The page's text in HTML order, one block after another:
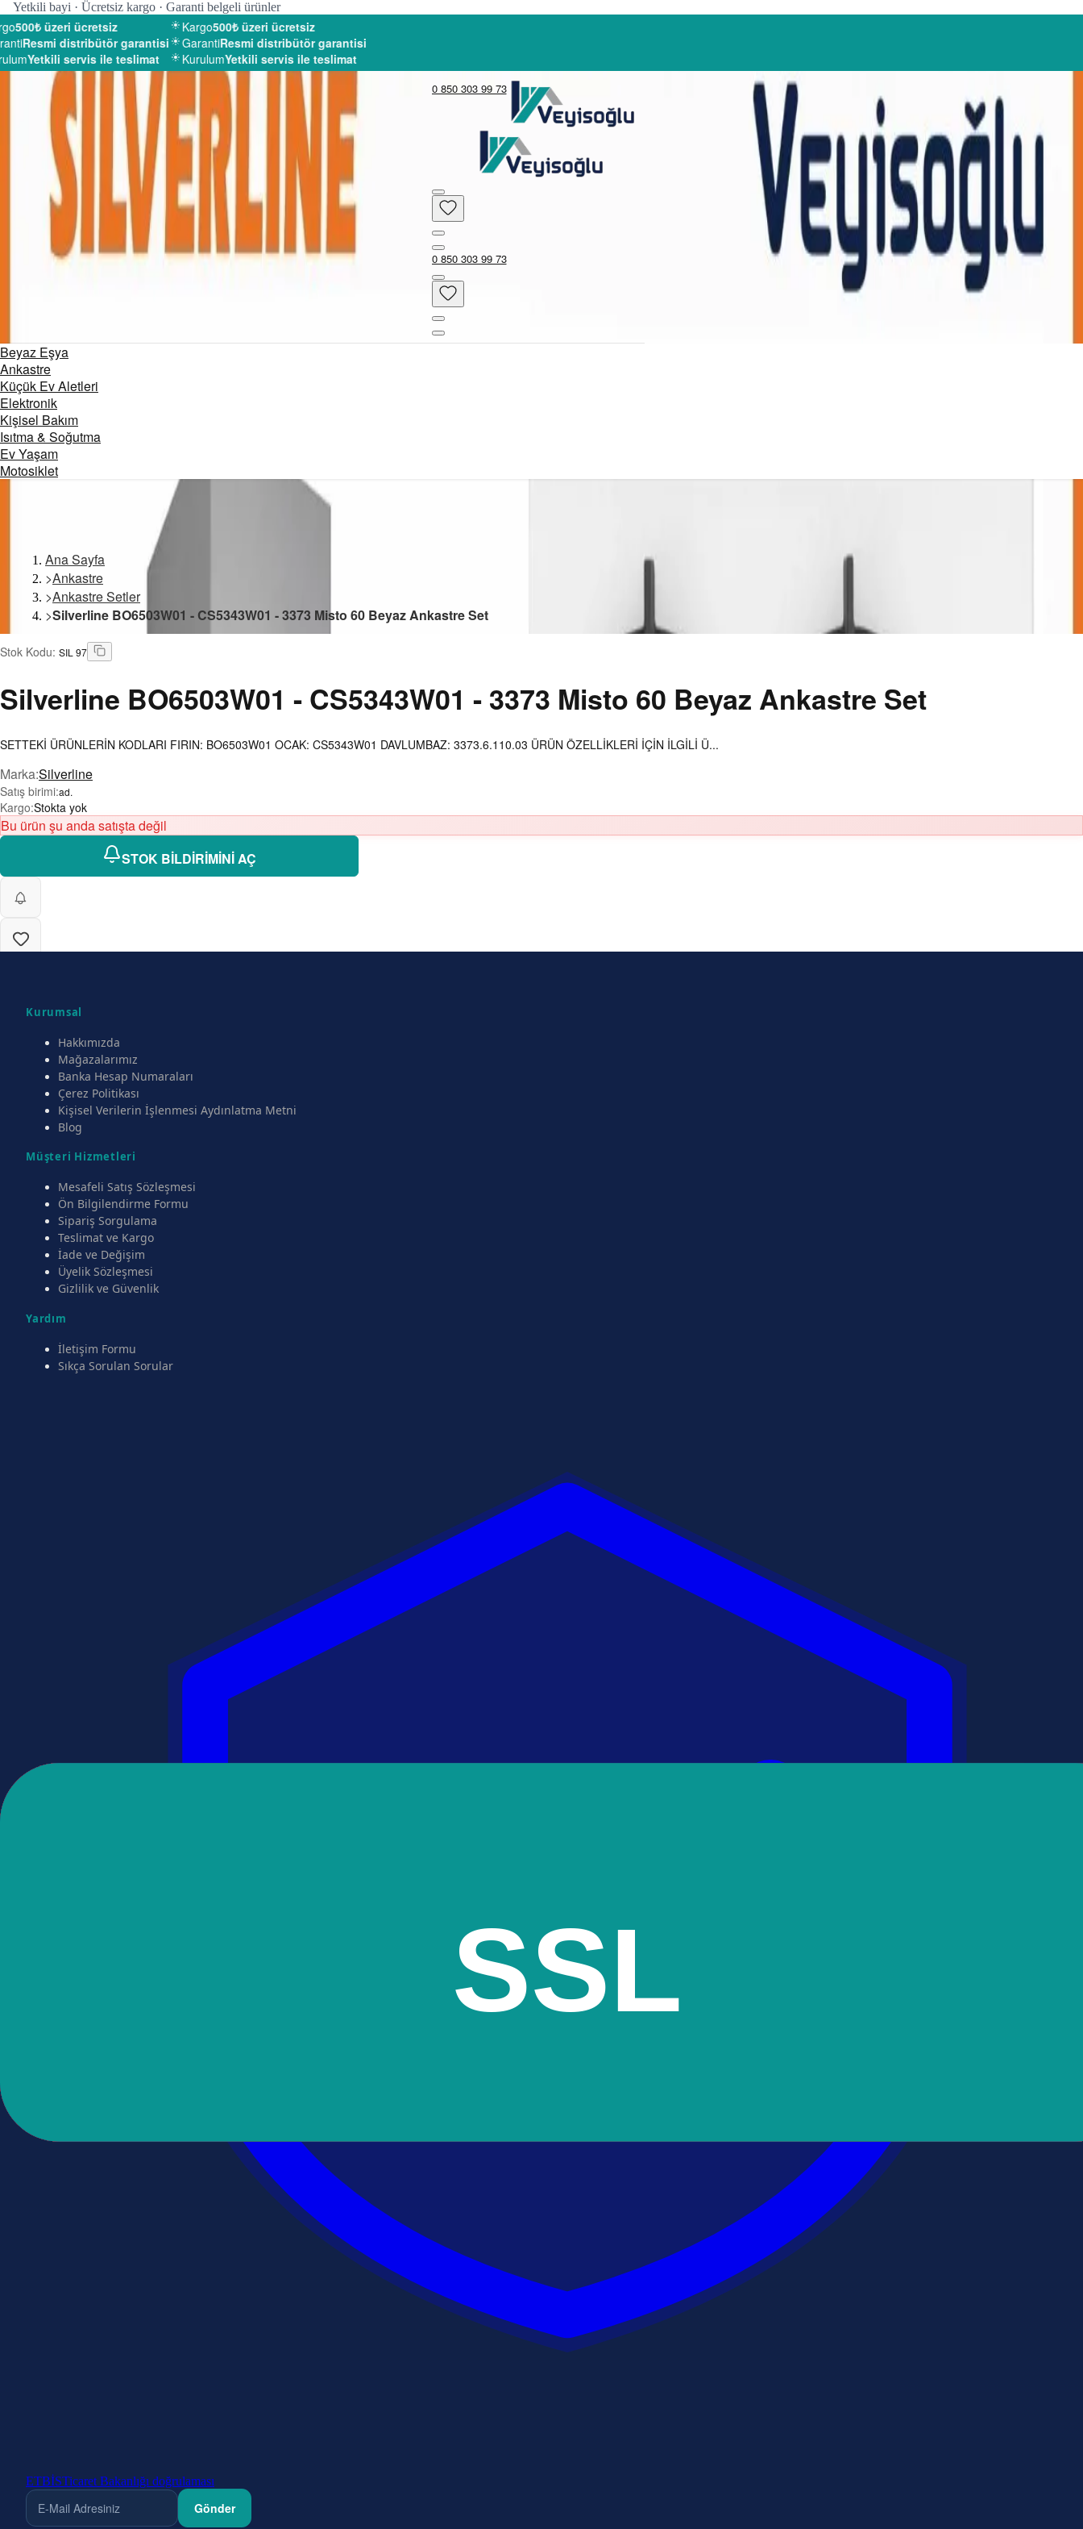
Yetkili bayi · Ücretsiz kargo · Garanti belgeli ürünler
500₺ üzeri ücretsiz
Resmi distribütör garantisi
Yetkili servis ile teslimat
Kargo500₺ üzeri ücretsiz
GarantiResmi distribütör garantisi
KurulumYetkili servis ile teslimat
0 850 303 99 73
0 850 303 99 73
Beyaz Eşya
Ankastre
Küçük Ev Aletleri
Elektronik
Kişisel Bakım
Isıtma & Soğutma
Ev Yaşam
Motosiklet
Ana Sayfa
>Ankastre
>Ankastre Setler
>Silverline BO6503W01 - CS5343W01 - 3373 Misto 60 Beyaz Ankastre Set
Stok Kodu: SIL 97
Silverline BO6503W01 - CS5343W01 - 3373 Misto 60 Beyaz Ankastre Set
SETTEKİ ÜRÜNLERİN KODLARI FIRIN: BO6503W01 OCAK: CS5343W01 DAVLUMBAZ: 3373.6.110.03 ÜRÜN ÖZELLİKLERİ İÇİN İLGİLİ Ü...
Marka:Silverline
Satış birimi:ad.
Kargo:Stokta yok
Bu ürün şu anda satışta değil
STOK BİLDİRİMİNİ AÇ
Kurumsal
Hakkımızda
Mağazalarımız
Banka Hesap Numaraları
Çerez Politikası
Kişisel Verilerin İşlenmesi Aydınlatma Metni
Blog
Müşteri Hizmetleri
Mesafeli Satış Sözleşmesi
Ön Bilgilendirme Formu
Sipariş Sorgulama
Teslimat ve Kargo
İade ve Değişim
Üyelik Sözleşmesi
Gizlilik ve Güvenlik
Yardım
İletişim Formu
Sıkça Sorulan Sorular
ETBİSTicaret Bakanlığı doğrulaması
Gönder